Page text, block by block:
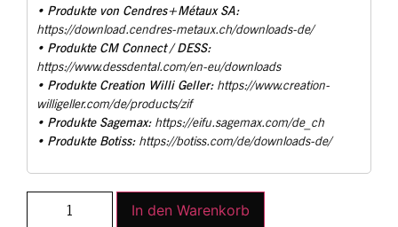
• Produkte von Cendres+Métaux SA:
https://download.cendres-metaux.ch/downloads-de/
• Produkte CM Connect / DESS:
https://www.dessdental.com/en-eu/downloads
• Produkte Creation Willi Geller: https://www.creation-
willigeller.com/de/products/zif
• Produkte Sagemax: https://eifu.sagemax.com/de_ch
• Produkte Botiss: https://botiss.com/de/downloads-de/
In den Warenkorb